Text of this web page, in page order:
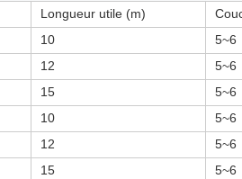
Longueur utile (m)
10
5~6
12
5~6
15
5~6
10
5~6
12
5~6
15
5~6